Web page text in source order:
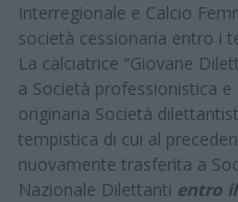
Interregionale e Calcio
società cessionaria entro i
La calciatrice “Giovane
a Società professionistica
originaria Società
tempistica di cui al
nuovamente trasferita a
Nazionale Dilettanti entro